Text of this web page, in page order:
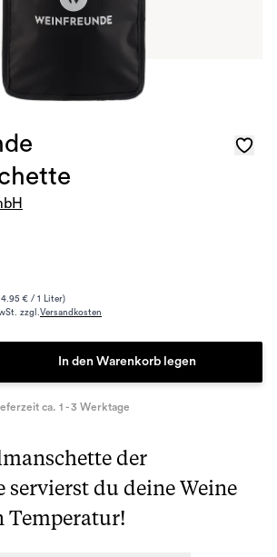
€ / 1 Liter)
zzgl.Versandkosten
In den Warenkorb legen
ca. 1 - 3 Werktage
der
servierst du deine Weine
Temperatur!